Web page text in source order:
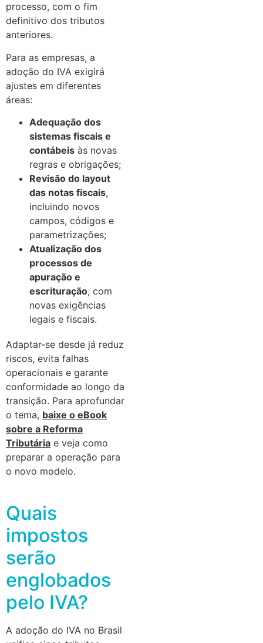
processo, com o fim
definitivo dos tributos
anteriores.
Para as empresas, a
adoção do IVA exigirá
ajustes em diferentes
áreas:
Adequação dos
sistemas fiscais e
contábeis às novas
regras e obrigações;
Revisão do layout
das notas fiscais,
incluindo novos
campos, códigos e
parametrizações;
Atualização dos
processos de
apuração e
escrituração, com
novas exigências
legais e fiscais.
Adaptar-se desde já reduz
riscos, evita falhas
operacionais e garante
conformidade ao longo da
transição. Para aprofundar
o tema, baixe o eBook
sobre a Reforma
Tributária e veja como
preparar a operação para
o novo modelo.
Quais
impostos
serão
englobados
pelo IVA?
A adoção do IVA no Brasil